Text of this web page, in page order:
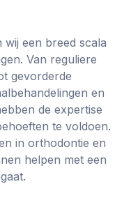
wij een breed scala
Van reguliere
gevorderde
en
de expertise
te voldoen.
in orthodontie en
helpen met een